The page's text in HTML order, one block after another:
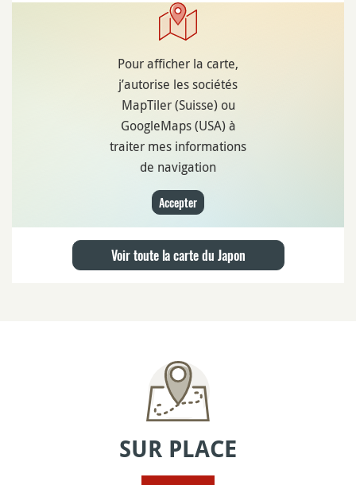
Pour afficher la carte,
j’autorise les sociétés
MapTiler (Suisse) ou
GoogleMaps (USA) à
traiter mes informations
de navigation
Accepter
Voir toute la carte du Japon
SUR PLACE